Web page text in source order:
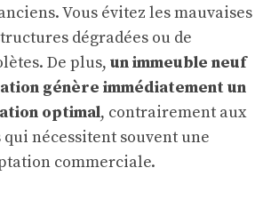
Vous évitez les mauvaises
dégradées ou de
De plus, un immeuble neuf
génère immédiatement un
optimal, contrairement aux
nécessitent souvent une
commerciale.